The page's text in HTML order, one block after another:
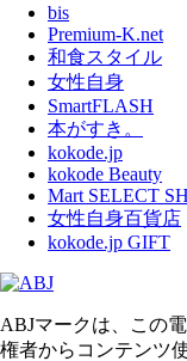
bis
Premium-K.net
和食スタイル
女性自身
SmartFLASH
本がすき。
kokode.jp
kokode Beauty
Mart SELECT
女性自身百貨店
kokode.jp GIFT
ABJマークは、この
権者からコンテンツ